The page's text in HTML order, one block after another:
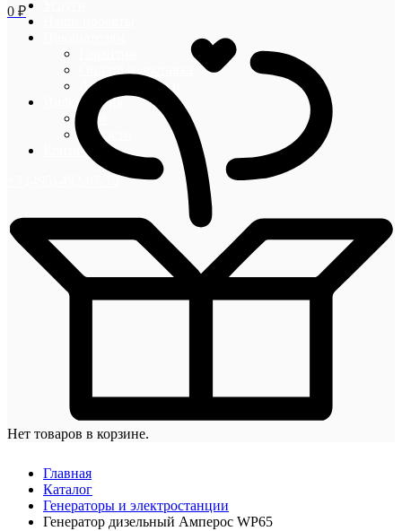
Акции и скидки
Информация
Блог
Новости
Контакты
0 ₽
Нет товаров в корзине.
Главная
Каталог
Генераторы и электростанции
Генератор дизельный Амперос WP65